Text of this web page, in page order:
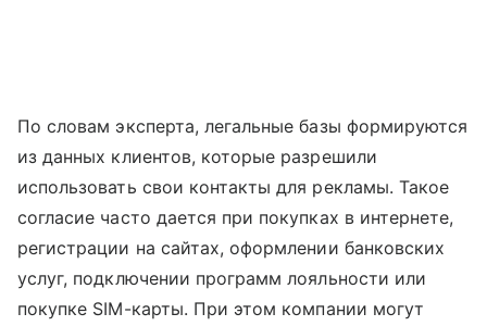
По словам эксперта, легальные базы формируются
из данных клиентов, которые разрешили
использовать свои контакты для рекламы. Такое
согласие часто дается при покупках в интернете,
регистрации на сайтах, оформлении банковских
услуг, подключении программ лояльности или
покупке SIM-карты. При этом компании могут